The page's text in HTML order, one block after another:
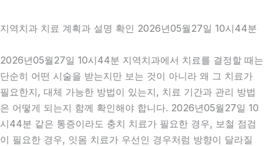
지역치과 치료 계획과 설명 확인 2026년05월27일 10시44분
2026년05월27일 10시44분 지역치과에서 치료를 결정할 때는
단순히 어떤 시술을 받는지만 보는 것이 아니라 왜 그 치료가
필요한지, 대체 가능한 방법이 있는지, 치료 기간과 관리 방법
은 어떻게 되는지 함께 확인해야 합니다. 2026년05월27일 10
시44분 같은 통증이라도 충치 치료가 필요한 경우, 보철 점검
이 필요한 경우, 잇몸 치료가 우선인 경우처럼 방향이 달라질